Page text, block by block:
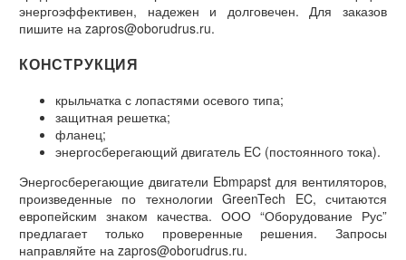
энергоэффективен, надежен и долговечен. Для заказов
пишите на zapros@oborudrus.ru.
КОНСТРУКЦИЯ
крыльчатка с лопастями осевого типа;
защитная решетка;
фланец;
энергосберегающий двигатель EC (постоянного тока).
Энергосберегающие двигатели Ebmpapst для вентиляторов,
произведенные по технологии GreenTech EC, считаются
европейским знаком качества. ООО “Оборудование Рус”
предлагает только проверенные решения. Запросы
направляйте на zapros@oborudrus.ru.